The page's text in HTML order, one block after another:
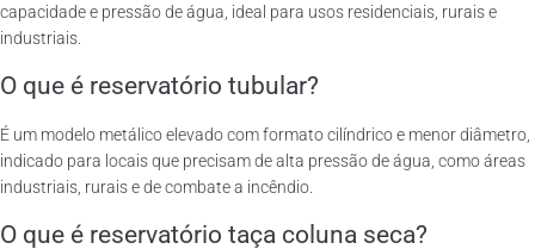
capacidade e pressão de água, ideal para usos residenciais, rurais e
industriais.
O que é reservatório tubular?
É um modelo metálico elevado com formato cilíndrico e menor diâmetro,
indicado para locais que precisam de alta pressão de água, como áreas
industriais, rurais e de combate a incêndio.
O que é reservatório taça coluna seca?